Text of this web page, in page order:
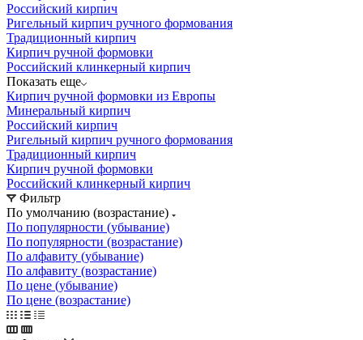
Российский кирпич
Ригельный кирпич ручного формования
Традиционный кирпич
Кирпич ручной формовки
Российский клинкерный кирпич
Показать еще
Кирпич ручной формовки из Европы
Минеральный кирпич
Российский кирпич
Ригельный кирпич ручного формования
Традиционный кирпич
Кирпич ручной формовки
Российский клинкерный кирпич
Фильтр
По умолчанию (возрастание)
По популярности (убывание)
По популярности (возрастание)
По алфавиту (убывание)
По алфавиту (возрастание)
По цене (убывание)
По цене (возрастание)